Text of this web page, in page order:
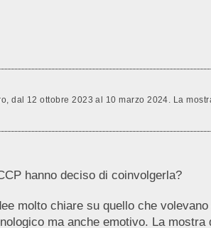
dal 12 ottobre 2023 al 10 marzo 2024. La
hanno deciso di coinvolgerla?
molto chiare su quello che
ma anche emotivo. La